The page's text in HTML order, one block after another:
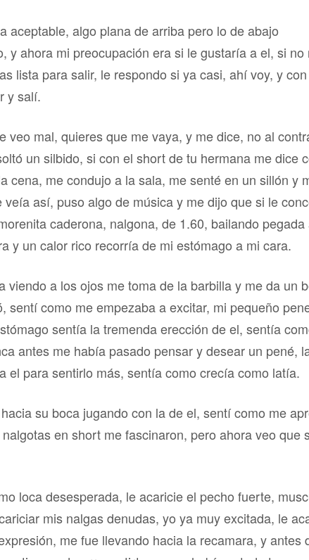
aceptable, algo plana de arriba pero lo de abajo
ahora mi preocupación era si le gustaría a el, si no
lista para salir, le respondo si ya casi, ahí voy, y
y salí.
mal, quieres que me vaya, y me dice, no al
un silbido, si con el short de tu hermana me dice
me condujo a la sala, me senté en un sillón y
así, puso algo de música y me dijo que si le
caderona, nalgona, de 1.60, bailando pegada
y un calor rico recorría de mi estómago a mi cara.
a los ojos me toma de la barbilla y me da un
como me empezaba a excitar, mi pequeño
sentía la tremenda erección de el, sentía
antes me había pasado pensar y desear un pené,
el para sentirlo más, sentía como crecía como latía.
su boca jugando con la de el, sentí como me
en short me fascinaron, pero ahora veo que
loca desesperada, le acaricie el pecho fuerte,
mis nalgas denudas, yo ya muy excitada, le
me fue llevando hacia la recamara, y antes